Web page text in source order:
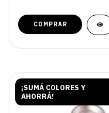
¡SUMÁ COLORES Y
AHORRÁ!